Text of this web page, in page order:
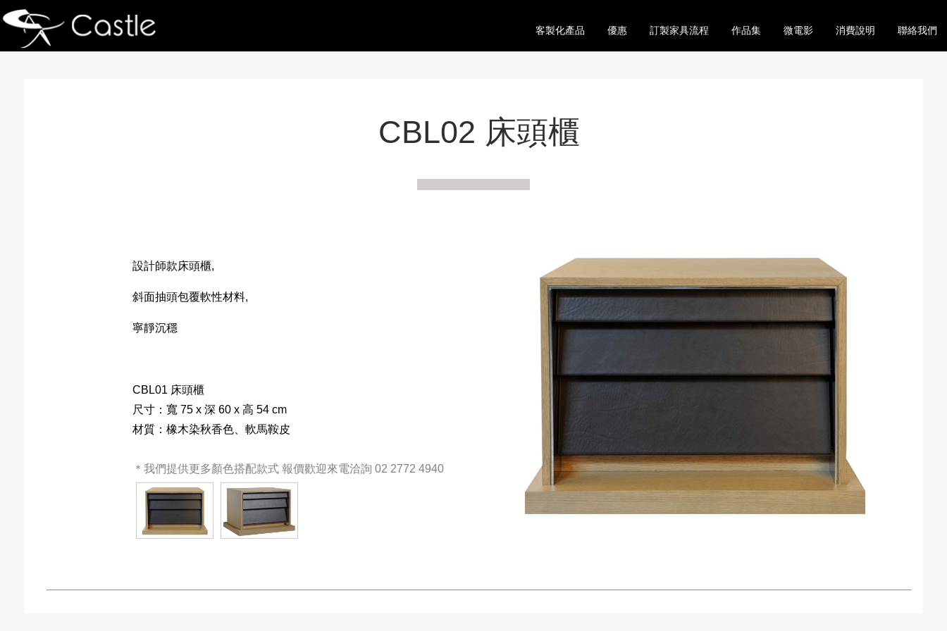
客製化產品 優惠 訂製家具流程 作品集 微電影 消費說明 聯絡我們
CBL02 床頭櫃
設計師款床頭櫃,
斜面抽頭包覆軟性材料,
寧靜沉穩
CBL01 床頭櫃
尺寸：寬 75 x 深 60 x 高 54 cm
材質：橡木染秋香色、軟馬鞍皮
＊我們提供更多顏色搭配款式 報價歡迎來電洽詢 02 2772 4940